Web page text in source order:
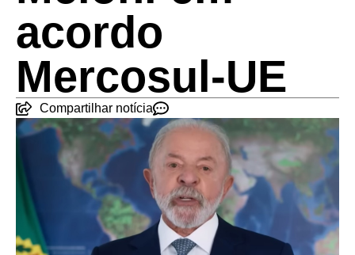
acordo
Mercosul-UE
Compartilhar notícia